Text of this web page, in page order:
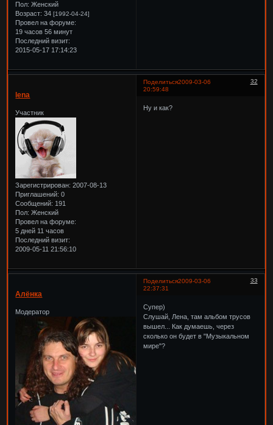
Пол: Женский
Возраст: 34[1992-04-24]
Провел на форуме:
19 часов 56 минут
Последний визит:
2015-05-17 17:14:23
Поделиться 32
2009-03-06
20:59:48
lena
Участник
Зарегистрирован: 2007-08-13
Приглашений: 0
Сообщений: 191
Пол: Женский
Провел на форуме:
5 дней 11 часов
Последний визит:
2009-05-11 21:56:10
Ну и как?
Поделиться 33
2009-03-06
22:37:31
Алёнка
Модератор
Супер)
Слушай, Лена, там альбом трусов
вышел... Как думаешь, через
сколько он будет в "Музыкальном
мире"?